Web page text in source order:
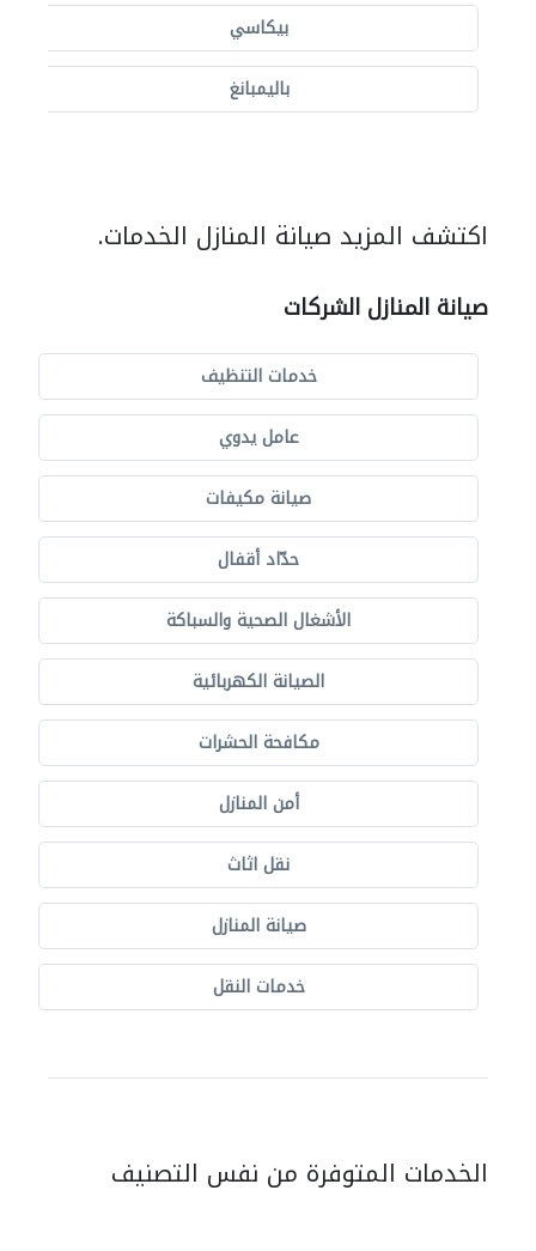
بيكاسي
باليمبانغ
اكتشف المزيد صيانة المنازل الخدمات.
صيانة المنازل الشركات
خدمات التنظيف
عامل يدوي
صيانة مكيفات
حدّاد أقفال
الأشغال الصحية والسباكة
الصيانة الكهربائية
مكافحة الحشرات
أمن المنازل
نقل اثاث
صيانة المنازل
خدمات النقل
الخدمات المتوفرة من نفس التصنيف